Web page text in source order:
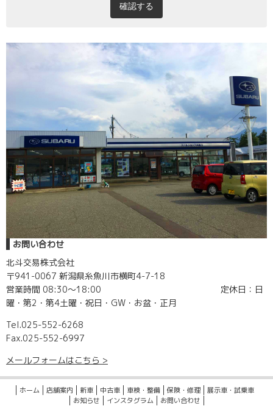
お問い合わせ
北斗交易株式会社
〒941-0067 新潟県糸魚川市横町4-7-18
営業時間 08:30〜18:00 定休日：日
曜・第2・第4土曜・祝日・GW・お盆・正月
Tel.025-552-6268
Fax.025-552-6997
メールフォームはこちら >
ホーム 店舗案内 新車 中古車 車検・整備 保険・修理
展示車・試乗車
お知らせ
インスタグラム お問い合わせ